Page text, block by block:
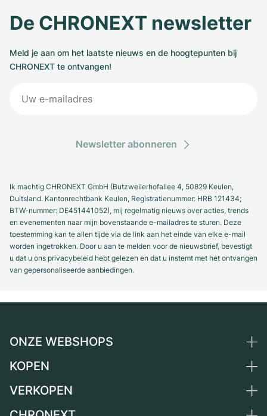
De CHRONEXT newsletter
Meld je aan om het laatste nieuws en de hoogtepunten bij
CHRONEXT te ontvangen!
Newsletter abonneren
Ik machtig CHRONEXT GmbH (Butzweilerhofallee 4, 50829 Keulen,
Duitsland. Kantonrechtbank Keulen, Registratienummer: HRB 121434;
BTW-nummer: DE451441052), mij regelmatig nieuws over acties, trends
en evenementen naar mijn bovenstaande e-mailadres te sturen. Deze
toestemming kan te allen tijde via de link aan het einde van elke e-mail
worden ingetrokken. Door u aan te melden voor de nieuwsbrief, bevestigt
u dat u ons privacybeleid hebt gelezen en dat u instemt met het ontvangen
van gepersonaliseerde aanbiedingen.
ONZE WEBSHOPS
Duitsland
KOPEN
Alle luxe horloges
VERKOPEN
Horloge verkopen